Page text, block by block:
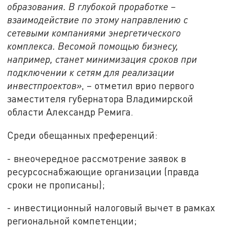
образования. В глубокой проработке –
взаимодействие по этому направлению с
сетевыми компаниями энергетического
комплекса. Весомой помощью бизнесу,
например, станет минимизация сроков при
подключении к сетям для реализации
инвестпроектов», – отметил врио первого
заместителя губернатора Владимирской
области Александр Ремига.
Среди обещанных преференций:
- внеочередное рассмотрение заявок в
ресурсоснабжающие организации (правда
сроки не прописаны);
- инвестиционный налоговый вычет в рамках
региональной компетенции;